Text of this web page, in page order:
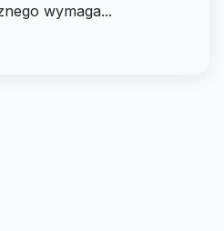
wymaga...